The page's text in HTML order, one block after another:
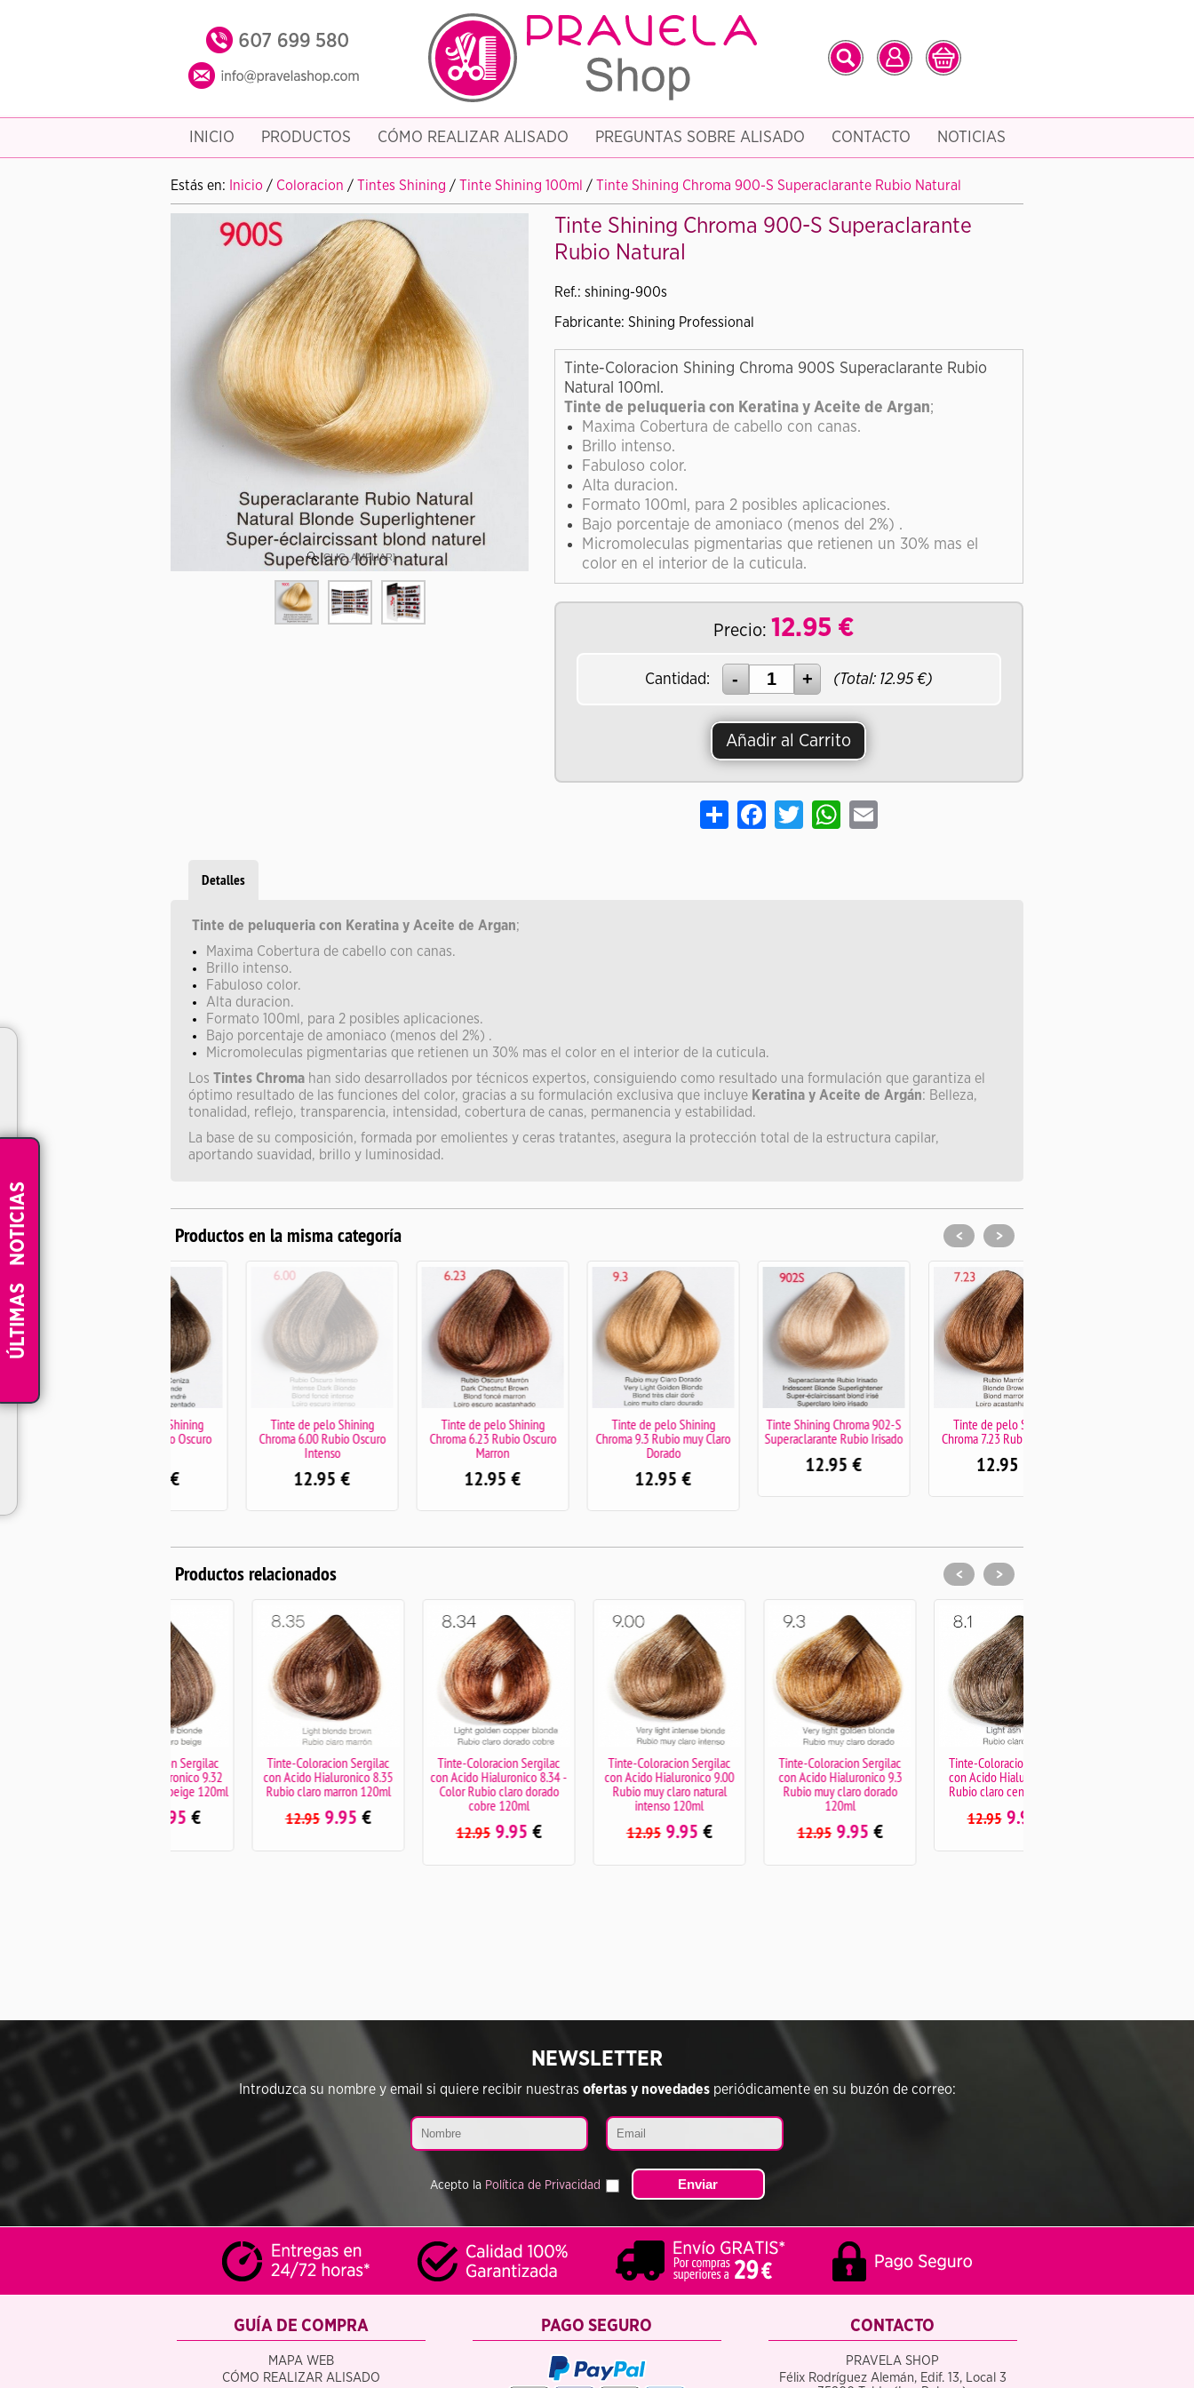
INICIO PRODUCTOS CÓMO REALIZAR ALISADO PREGUNTAS SOBRE ALISADO CONTACTO NOTICIAS
Estás en: Inicio / Coloracion / Tintes Shining / Tinte Shining 100ml / Tinte Shining Chroma 900-S Superaclarante Rubio Natural
[CLIC_AMPLIAR]
Tinte Shining Chroma 900-S Superaclarante
Rubio Natural
Ref.: shining-900s
Fabricante: Shining Professional
Tinte-Coloracion Shining Chroma 900S Superaclarante Rubio
Natural 100ml.
Tinte de peluqueria con Keratina y Aceite de Argan;
Maxima Cobertura de cabello con canas.
Brillo intenso.
Fabuloso color.
Alta duracion.
Formato 100ml, para 2 posibles aplicaciones.
Bajo porcentaje de amoniaco (menos del 2%) .
Micromoleculas pigmentarias que retienen un 30% mas el
color en el interior de la cuticula.
Precio: 12.95 €
Cantidad: (Total: 12.95€)
Añadir al Carrito
Share Facebook
TwitterWhatsApp
Email
Detalles
Tinte de peluqueria con Keratina y Aceite de Argan;
Maxima Cobertura de cabello con canas.
Brillo intenso.
Fabuloso color.
Alta duracion.
Formato 100ml, para 2 posibles aplicaciones.
Bajo porcentaje de amoniaco (menos del 2%) .
Micromoleculas pigmentarias que retienen un 30% mas el color en el interior de la cuticula.
Los Tintes Chroma han sido desarrollados por técnicos expertos, consiguiendo como resultado una formulación que garantiza el
óptimo resultado de las funciones del color, gracias a su formulación exclusiva que incluye Keratina y Aceite de Argán: Belleza,
tonalidad, reflejo, transparencia, intensidad, cobertura de canas, permanencia y estabilidad.
La base de su composición, formada por emolientes y ceras tratantes, asegura la protección total de la estructura capilar,
aportando suavidad, brillo y luminosidad.
Productos en la misma categoría
Tinte de pelo Shining
Chroma 6.00 Rubio Oscuro
Tinte de pelo Shining
Chroma 6.23 Rubio Oscuro
Tinte de pelo Shining
Chroma 9.3 Rubio muy Claro
Tinte Shining Chroma 902-S
Superaclarante Rubio Irisado
Tinte de pelo Shining
Chroma 7.23 Rubio Marron
< >
Productos relacionados
Tinte-Coloracion Sergilac
con Acido Hialuronico 8.35
Rubio claro marron 120ml
9.95€
Tinte-Coloracion Sergilac
con Acido Hialuronico 8.34 -
Color Rubio claro dorado
9.95€
Tinte-Coloracion Sergilac
con Acido Hialuronico 9.00
Rubio muy claro natural
9.95€
Tinte-Coloracion Sergilac
con Acido Hialuronico 9.3
Rubio muy claro dorado
9.95€
Tinte-Coloracion Sergilac
con Acido Hialuronico 8.1
Rubio claro ceniza 120ml
9.95€
< >
NEWSLETTER
Introduzca su nombre y email si quiere recibir nuestras ofertas y novedadesperiódicamente en su buzón de correo:
Acepto la Política de Privacidad
GUÍA DE COMPRA
MAPA WEB
CÓMO REALIZAR ALISADO
PAGO SEGURO CONTACTO
PRAVELA SHOP
Félix Rodríguez Alemán, Edif. 13, Local 3
ÚLTIMAS
NOTICIAS